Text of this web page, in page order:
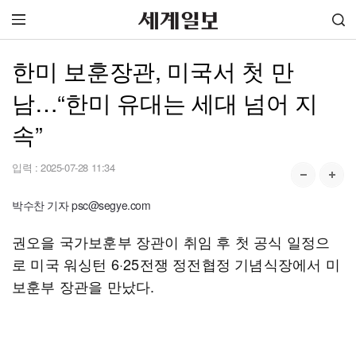
한미 보훈장관, 미국서 첫 만
남…“한미 유대는 세대 넘어 지
속”
입력 : 2025-07-28 11:34
박수찬 기자 psc@segye.com
권오을 국가보훈부 장관이 취임 후 첫 공식 일정으
로 미국 워싱턴 6·25전쟁 정전협정 기념식장에서 미
보훈부 장관을 만났다.